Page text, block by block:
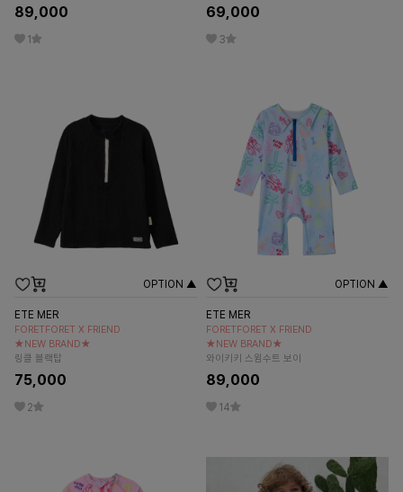
89,000
1
69,000
3
OPTION ▲
ETE MER
FORETFORET X FRIEND
★NEW BRAND★
링클 블랙탑
75,000
2
OPTION ▲
ETE MER
FORETFORET X FRIEND
★NEW BRAND★
와이키키 스윔수트 보이
89,000
14